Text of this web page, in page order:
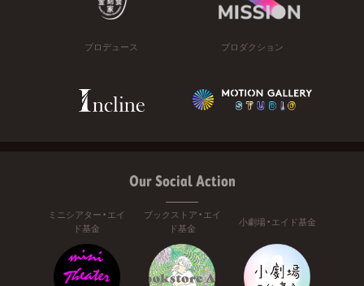
プロデュース プロダクション
Our Social Action
ミニシアター・エイ
ド基金
ブックストア・エイ
ド基金
小劇場・エイド基金